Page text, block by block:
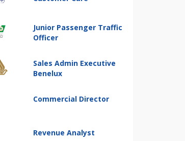
Junior Passenger Traffic
Officer
Sales Admin Executive
Benelux
Commercial Director
Revenue Analyst